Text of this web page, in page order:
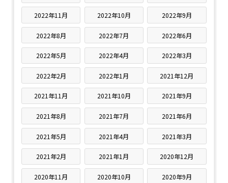
2022年11月 2022年10月 2022年9月
2022年8月 2022年7月 2022年6月
2022年5月 2022年4月 2022年3月
2022年2月 2022年1月 2021年12月
2021年11月 2021年10月 2021年9月
2021年8月 2021年7月 2021年6月
2021年5月 2021年4月 2021年3月
2021年2月 2021年1月 2020年12月
2020年11月 2020年10月 2020年9月